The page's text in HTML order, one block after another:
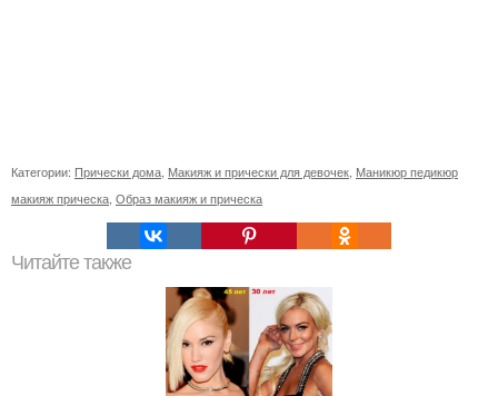
Категории: Прически дома Макияж и прически для девочек Маникюр педикюр
макияж прическа Образ макияж и прическа
Читайте также